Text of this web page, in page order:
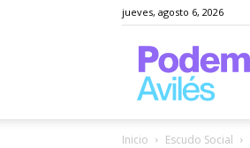
jueves, agosto 6, 2026
Inicio Escudo Social